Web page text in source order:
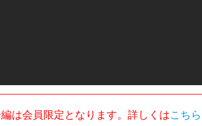
は会員限定となります。詳しくはこちら